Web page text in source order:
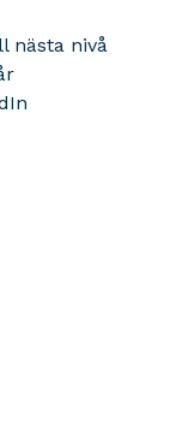
nästa nivå